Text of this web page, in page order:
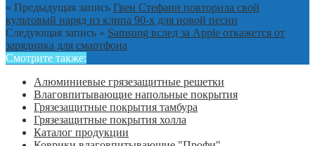
« Предыдущая запись Гвен Стефани повторила свой
культовый наряд из клипа 90-х для новой песни
Следующая запись » Samsung вслед за Apple откажется от
зарядника для смартфона
Смотрите также:
Алюминиевые грязезащитные решетки
Влаговпитывающие напольные покрытия
Грязезащитные покрытия тамбура
Грязезащитные покрытия холла
Каталог продукции